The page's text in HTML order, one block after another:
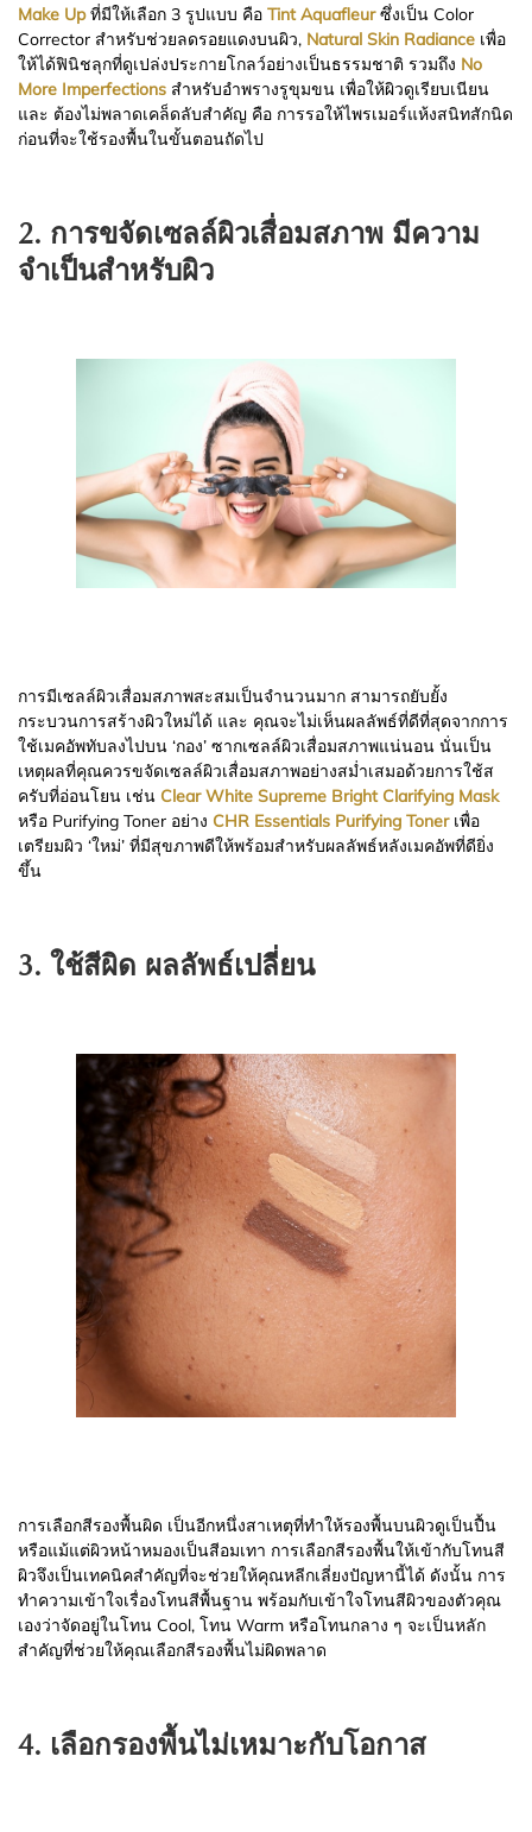
Make Upที่มีให้เลือก 3 รูปแบบ คือ Tint Aquafleurซึ่งเป็น Color
Corrector สำหรับช่วยลดรอยแดงบนผิว, Natural Skin Radiance เพื่อ
ให้ได้ฟินิชลุกที่ดูเปล่งประกายโกลว์อย่างเป็นธรรมชาติ รวมถึง No
More Imperfections สำหรับอำพรางรูขุมขน เพื่อให้ผิวดูเรียบเนียน
และ ต้องไม่พลาดเคล็ดลับสำคัญ คือ การรอให้ไพรเมอร์แห้งสนิทสักนิด
ก่อนที่จะใช้รองพื้นในขั้นตอนถัดไป
2. การขจัดเซลล์ผิวเสื่อมสภาพ มีความ
จำเป็นสำหรับผิว
การมีเซลล์ผิวเสื่อมสภาพสะสมเป็นจำนวนมาก สามารถยับยั้ง
กระบวนการสร้างผิวใหม่ได้ และ คุณจะไม่เห็นผลลัพธ์ที่ดีที่สุดจากการ
ใช้เมคอัพทับลงไปบน ‘กอง’ ซากเซลล์ผิวเสื่อมสภาพแน่นอน นั่นเป็น
เหตุผลที่คุณควรขจัดเซลล์ผิวเสื่อมสภาพอย่างสม่ำเสมอด้วยการใช้ส
ครับที่อ่อนโยน เช่น Clear White Supreme Bright Clarifying Mask
หรือ Purifying Toner อย่าง CHR Essentials Purifying Tonerเพื่อ
เตรียมผิว ‘ใหม่’ ที่มีสุขภาพดีให้พร้อมสำหรับผลลัพธ์หลังเมคอัพที่ดียิ่ง
ขึ้น
3. ใช้สีผิด ผลลัพธ์เปลี่ยน
การเลือกสีรองพื้นผิด เป็นอีกหนึ่งสาเหตุที่ทำให้รองพื้นบนผิวดูเป็นปื้น
หรือแม้แต่ผิวหน้าหมองเป็นสีอมเทา การเลือกสีรองพื้นให้เข้ากับโทนสี
ผิวจึงเป็นเทคนิคสำคัญที่จะช่วยให้คุณหลีกเลี่ยงปัญหานี้ได้ ดังนั้น การ
ทำความเข้าใจเรื่องโทนสีพื้นฐาน พร้อมกับเข้าใจโทนสีผิวของตัวคุณ
เองว่าจัดอยู่ในโทน Cool, โทน Warm หรือโทนกลาง ๆ จะเป็นหลัก
สำคัญที่ช่วยให้คุณเลือกสีรองพื้นไม่ผิดพลาด
4. เลือกรองพื้นไม่เหมาะกับโอกาส